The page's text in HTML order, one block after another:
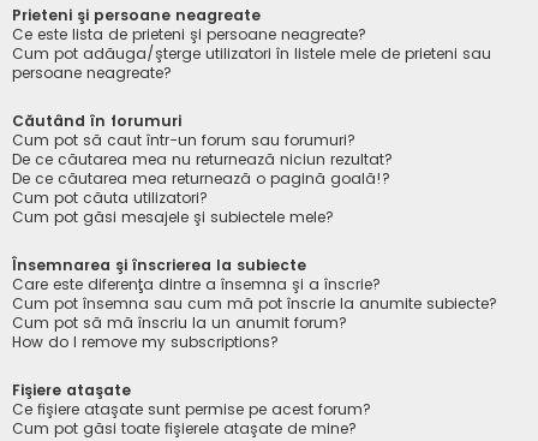
Prieteni şi persoane neagreate
Ce este lista de prieteni şi persoane neagreate?
Cum pot adăuga/şterge utilizatori în listele mele de prieteni sau
persoane neagreate?
Căutând în forumuri
Cum pot să caut într-un forum sau forumuri?
De ce căutarea mea nu returnează niciun rezultat?
De ce căutarea mea returnează o pagină goală!?
Cum pot căuta utilizatori?
Cum pot găsi mesajele şi subiectele mele?
Însemnarea şi înscrierea la subiecte
Care este diferenţa dintre a însemna şi a înscrie?
Cum pot însemna sau cum mă pot înscrie la anumite subiecte?
Cum pot să mă înscriu la un anumit forum?
How do I remove my subscriptions?
Fişiere ataşate
Ce fişiere ataşate sunt permise pe acest forum?
Cum pot găsi toate fişierele ataşate de mine?